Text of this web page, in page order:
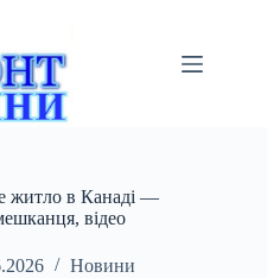
житло в Канаді —
відео
Новини